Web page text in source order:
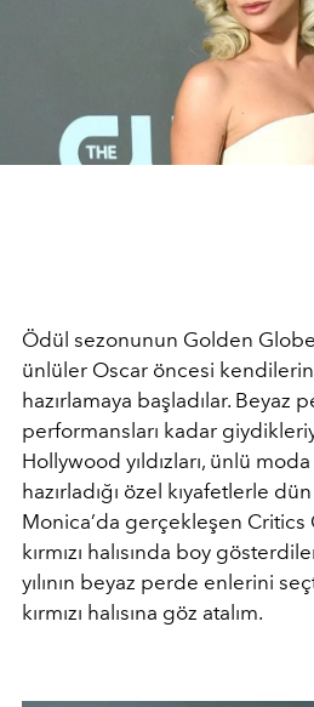
Ödül sezonunun Golden
ünlüler Oscar öncesi kendilerini
hazırlamaya başladılar.
performansları kadar
Hollywood yıldızları, ünlü
hazırladığı özel kıyafetlerle
Monica’da gerçekleşen Critics
kırmızı halısında boy
yılının beyaz perde enlerini
kırmızı halısına göz atalım.